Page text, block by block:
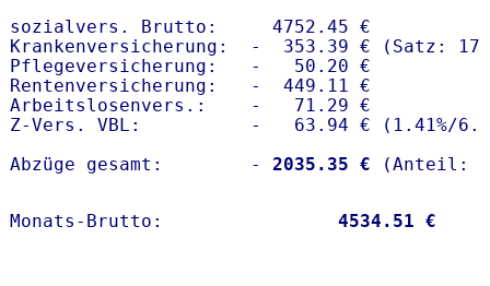
sozialvers. Brutto:     4752.45 €
Krankenversicherung:  -  353.39 € (Satz:
Pflegeversicherung:   -   50.20 €
Rentenversicherung:   -  449.11 €
Arbeitslosenvers.:    -   71.29 €
Z-Vers. VBL:          -   63.94 € ( 1.41%/
Abzüge gesamt:        -
2035.35 €
Monats-Brutto: 4534.51 €